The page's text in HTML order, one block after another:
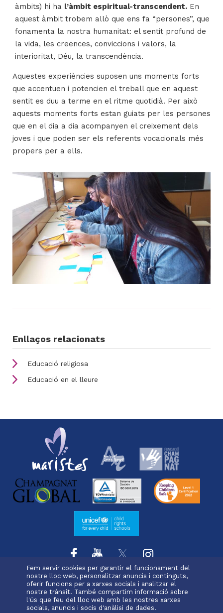
àmbits) hi ha l’àmbit espiritual-transcendent. En
aquest àmbit trobem allò que ens fa “persones”, que
fonamenta la nostra humanitat: el sentit profund de
la vida, les creences, conviccions i valors, la
interioritat, Déu, la transcendència.
Aquestes experiències suposen uns moments forts
que accentuen i potencien el treball que en aquest
sentit es duu a terme en el ritme quotidià. Per això
aquests moments forts estan guiats per les persones
que en el dia a dia acompanyen el creixement dels
joves i que poden ser els referents vocacionals més
propers per a ells.
Enllaços relacionats
Educació religiosa
Educació en el lleure
Fem servir cookies per garantir el funcionament del
nostre lloc web, personalitzar anuncis i continguts,
oferir funcions per a xarxes socials i analitzar el
nostre trànsit. També compartim informació sobre
l'ús que feu del lloc web amb les nostres xarxes
socials, anuncis i socis d'anàlisi de dades.
Menu
L'escola Projecte educatiu
Oferta educativa
Serveis i extraescolars
Pastoral Matrícula